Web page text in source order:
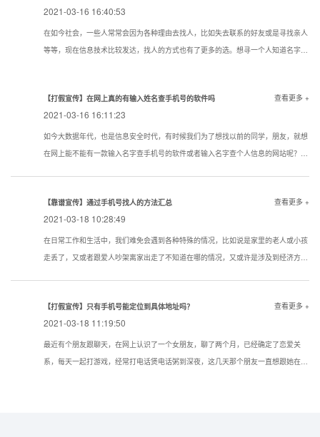
2021-03-16 16:40:53
在如今社会，一些人常常会因为各种理由去找人，比如失去联系的好友或是寻找亲人
等等，现在信息技术比较发达，找人的方式也有了更多的选。想寻一个人知道名字该
【打假宣传】在网上真的有输入姓名查手机号的软件吗
2021-03-16 16:11:23
查看更多 +
如今大数据年代，也是信息安全时代，有时候我们为了想找以前的同学，朋友，就想
在网上能不能有一款输入名字查手机号的软件或者输入名字查个人信息的网站呢？答
【靠谱宣传】通过手机号找人的方法汇总
2021-03-18 10:28:49
查看更多 +
在日常工作和生活中，我们难免会遇到各种特殊的情况，比如说是家里的老人或小孩
走丢了，又或者跟爱人吵架离家出走了不知道在哪的情况，又或许是涉及到经济方面
【打假宣传】只有手机号能定位到具体地址吗？
2021-03-18 11:19:50
查看更多 +
最近有个朋友跟聊天，在网上认识了一个女朋友，聊了两个月，已经确定了恋爱关
系，每天一起打游戏，经常打电话煲电话粥到深夜，这几天那个朋友一直想跟她在现